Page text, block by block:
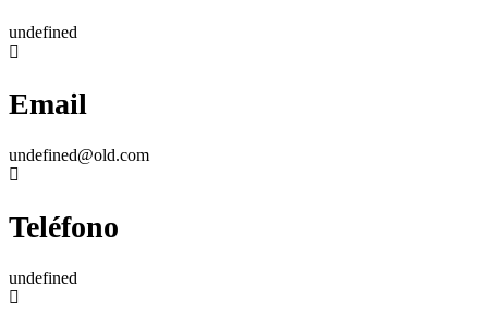
undefined
Email
undefined@old.com
Teléfono
undefined